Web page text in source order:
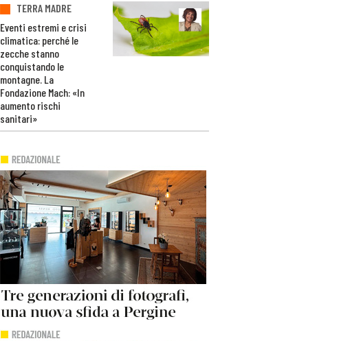
TERRA MADRE
Eventi estremi e crisi
climatica: perché le
zecche stanno
conquistando le
montagne. La
Fondazione Mach: «In
aumento rischi
sanitari»